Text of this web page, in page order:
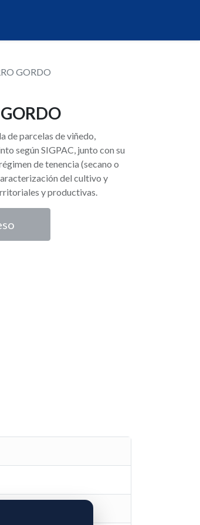
GORDO
de parcelas de viñedo,
según SIGPAC, junto con su
de tenencia (secano o
del cultivo y
y productivas.